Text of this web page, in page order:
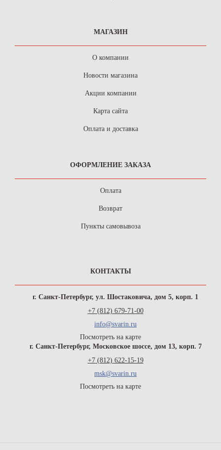
МАГАЗИН
О компании
Новости магазина
Акции компании
Карта сайта
Оплата и доставка
ОФОРМЛЕНИЕ ЗАКАЗА
Оплата
Возврат
Пункты самовывоза
КОНТАКТЫ
г. Санкт-Петербург, ул. Шостаковича, дом 5, корп. 1
+7 (812) 679-71-00
info@svarin.ru
Посмотреть на карте
г. Санкт-Петербург, Московское шоссе, дом 13, корп. 7
+7 (812) 622-15-19
msk@svarin.ru
Посмотреть на карте